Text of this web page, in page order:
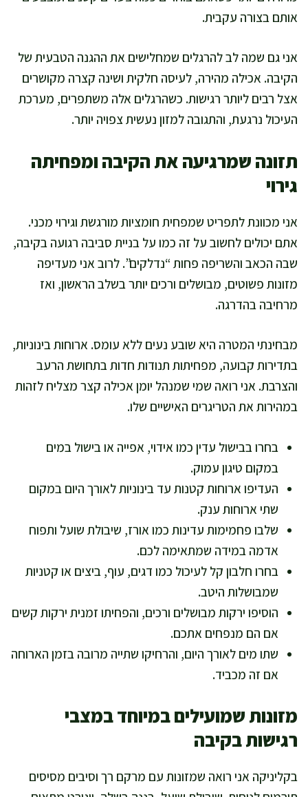
אותם בצורה עקבית.
אני גם שמה לב להרגלים שמחלישים את ההגנה הטבעית של
הקיבה. אכילה מהירה, לעיסה חלקית ושינה קצרה מקושרים
אצל רבים ליותר רגישות. כשהרגלים אלה משתפרים, מערכת
העיכול נרגעת, והתגובה למזון נעשית צפויה יותר.
תזונה שמרגיעה את הקיבה ומפחיתה
גירוי
אני מכוונת לתפריט שמפחית חומציות מורגשת וגירוי מכני.
אתם יכולים לחשוב על זה כמו על בניית סביבה רגועה בקיבה,
שבה הכאב והשריפה פחות “נדלקים”. לרוב אני מעדיפה
מזונות פשוטים, מבושלים ורכים יותר בשלב הראשון, ואז
מרחיבה בהדרגה.
מבחינתי המטרה היא שובע נעים ללא עומס. ארוחות בינוניות,
בתדירות קבועה, מפחיתות תנודות חדות בתחושת הרעב
והצרבת. אני רואה שמי שמנהל יומן אכילה קצר מצליח לזהות
במהירות את הטריגרים האישיים שלו.
בחרו בבישול עדין כמו אידוי, אפייה או בישול במים
במקום טיגון עמוק.
העדיפו ארוחות קטנות עד בינוניות לאורך היום במקום
שתי ארוחות ענק.
שלבו פחמימות עדינות כמו אורז, שיבולת שועל ותפוח
אדמה במידה שמתאימה לכם.
בחרו חלבון קל לעיכול כמו דגים, עוף, ביצים או קטניות
שמבושלות היטב.
הוסיפו ירקות מבושלים ורכים, והפחיתו זמנית ירקות קשים
אם הם מנפחים אתכם.
שתו מים לאורך היום, והרחיקו שתייה מרובה בזמן הארוחה
אם זה מכביד.
מזונות שמועילים במיוחד במצבי
רגישות בקיבה
בקליניקה אני רואה שמזונות עם מרקם רך וסיבים מסיסים